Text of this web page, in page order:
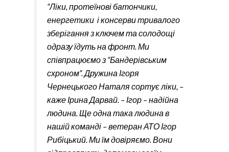
“Ліки, протеїнові батончики,
енергетики і консерви тривалого
зберігання з ключем та солодощі
одразу їдуть на фронт. Ми
співпрацюємо з “Бандерівським
схроном”. Дружина Ігоря
Чернецького Наталя сортує ліки, –
каже Ірина Дарвай. – Ігор – надійна
людина. Ще одна така людина в
нашій команді – ветеран АТО Ігор
Рибіцький. Ми їм довіряємо. Вони